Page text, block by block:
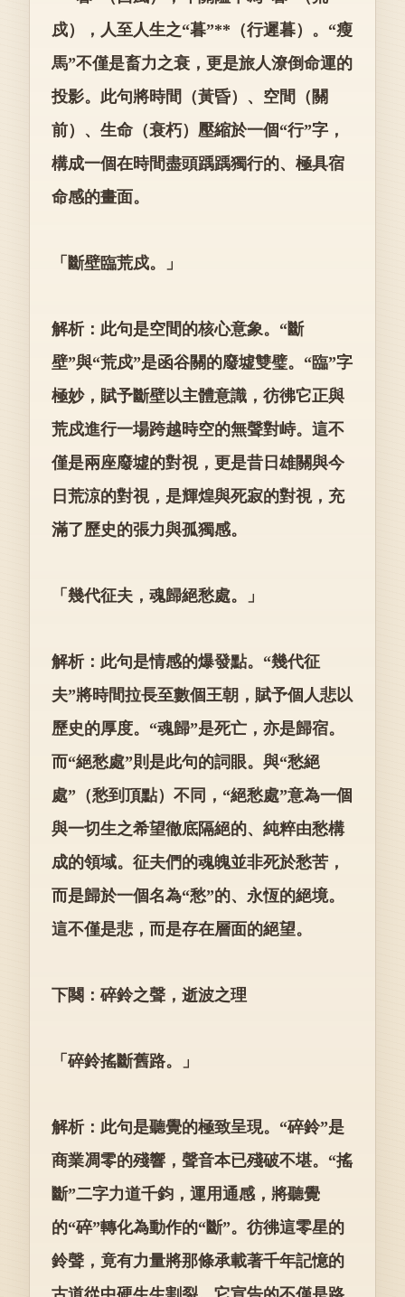
戍），人至人生之“暮”**（行遲暮）。“瘦
馬”不僅是畜力之衰，更是旅人潦倒命運的
投影。此句將時間（黃昏）、空間（關
前）、生命（衰朽）壓縮於一個“行”字，
構成一個在時間盡頭踽踽獨行的、極具宿
命感的畫面。
「斷壁臨荒戍。」
解析：此句是空間的核心意象。“斷
壁”與“荒戍”是函谷關的廢墟雙璧。“臨”字
極妙，賦予斷壁以主體意識，彷彿它正與
荒戍進行一場跨越時空的無聲對峙。這不
僅是兩座廢墟的對視，更是昔日雄關與今
日荒涼的對視，是輝煌與死寂的對視，充
滿了歷史的張力與孤獨感。
「幾代征夫，魂歸絕愁處。」
解析：此句是情感的爆發點。“幾代征
夫”將時間拉長至數個王朝，賦予個人悲以
歷史的厚度。“魂歸”是死亡，亦是歸宿。
而“絕愁處”則是此句的詞眼。與“愁絕
處”（愁到頂點）不同，“絕愁處”意為一個
與一切生之希望徹底隔絕的、純粹由愁構
成的領域。征夫們的魂魄並非死於愁苦，
而是歸於一個名為“愁”的、永恆的絕境。
這不僅是悲，而是存在層面的絕望。
下闋：碎鈴之聲，逝波之理
「碎鈴搖斷舊路。」
解析：此句是聽覺的極致呈現。“碎鈴”是
商業凋零的殘響，聲音本已殘破不堪。“搖
斷”二字力道千鈞，運用通感，將聽覺
的“碎”轉化為動作的“斷”。彷彿這零星的
鈴聲，竟有力量將那條承載著千年記憶的